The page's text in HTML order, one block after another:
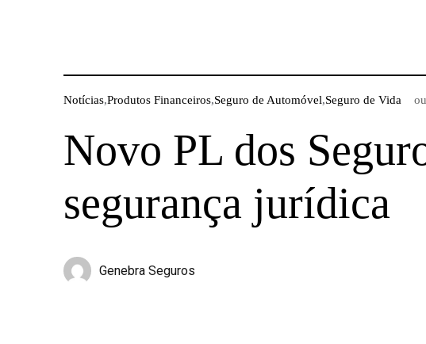
Notícias,Produtos Financeiros,Seguro de Automóvel,Seguro de Vida
Novo PL dos
segurança jurídica
Genebra Seguros